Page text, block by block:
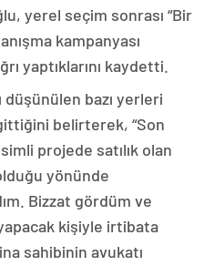
yerel seçim sonrası “Bir
kampanyası
yaptıklarını kaydetti.
düşünülen bazı yerleri
belirterek, “Son
projede satılık olan
yönünde
Bizzat gördüm ve
kişiyle irtibata
sahibinin avukatı